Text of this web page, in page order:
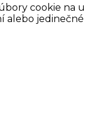
cookie na